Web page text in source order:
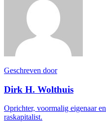
Geschreven door
Dirk H. Wolthuis
Oprichter, voormalig eigenaar
raskapitalist.